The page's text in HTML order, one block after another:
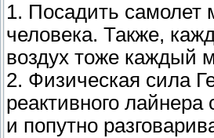
1. Посадить самолет
человека. Также,
воздух тоже каждый
2. Физическая сила
реактивного
и попутно